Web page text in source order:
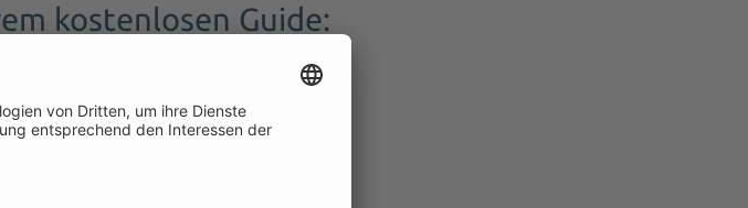
kostenlosen Guide:
Sie auf „Guide herunterladen“.
in der Bestätigungsmail.
Mail mit dem Download-Link.
Sie direkt zum Guide.